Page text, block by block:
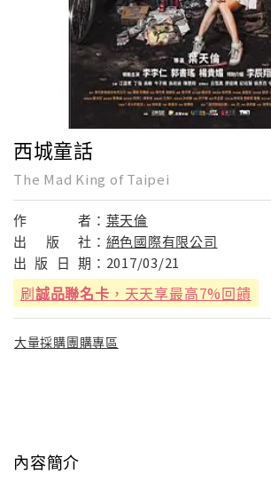
西城童話
The Mad King of Taipei
作 者： 葉天倫
出
版 社： 絕色國際有限公司
出 版 日 期： 2017/03/21
刷誠品聯名卡 ，天天享最高7%回饋
大量採購團購專區
內容簡介